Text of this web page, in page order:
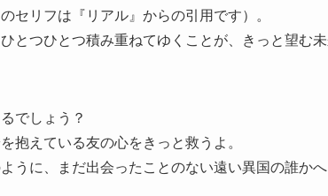
セリフは『リアル』からの引用です）。
とつひとつ積み重ねてゆくことが、きっと望む未
でしょう？
抱えている友の心をきっと救うよ。
うに、まだ出会ったことのない遠い異国の誰かへ